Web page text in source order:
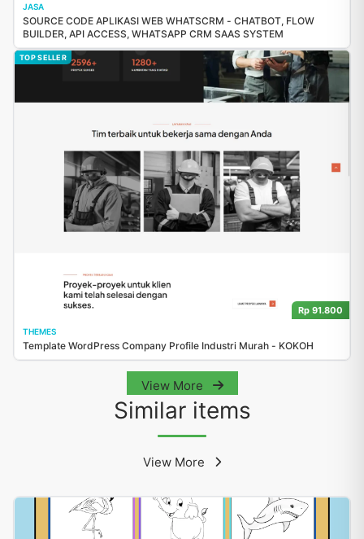
JASA
SOURCE CODE APLIKASI WEB WHATSCRM - CHATBOT, FLOW
BUILDER, API ACCESS, WHATSAPP CRM SAAS SYSTEM
TOP SELLER
Rp 91.800
THEMES
Template WordPress Company Profile Industri Murah - KOKOH
View More
Similar items
View More